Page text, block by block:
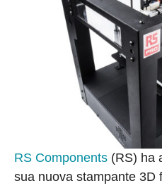
RS Components (RS) ha
sua nuova stampante 3D